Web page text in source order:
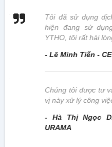
Tôi đã sử dụng
hiện đang sử
YTHO, tôi rất hài
- Lê Minh Tiến -
Chúng tôi được tư
vị này xử lý công
- Hà Thị Ngọc
URAMA